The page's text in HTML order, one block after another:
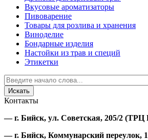
Вкусовые ароматизаторы
Пивоварение
Товары для розлива и хранения
Виноделие
Бондарные изделия
Настойки из трав и специй
Этикетки
Контакты
—г. Бийск, ул. Советская, 205/2 (ТРЦ
—г. Бийск, Коммунарский переулок,